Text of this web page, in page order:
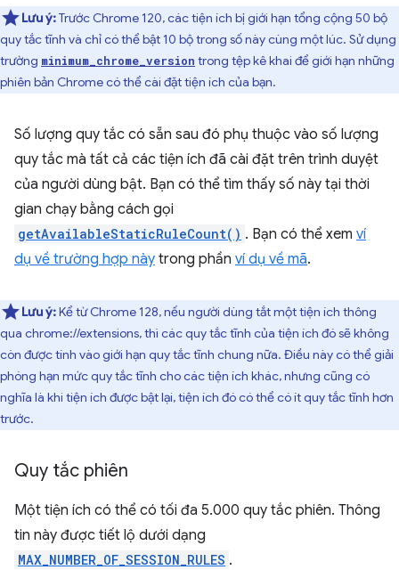
Lưu ý:Trước Chrome 120, các tiện ích bị giới hạn tổng cộng 50 bộ
quy tắc tĩnh và chỉ có thể bật 10 bộ trong số này cùng một lúc. Sử dụng
trường minimum_chrome_version trong tệp kê khai để giới hạn những
phiên bản Chrome có thể cài đặt tiện ích của bạn.
Số lượng quy tắc có sẵn sau đó phụ thuộc vào số lượng
quy tắc mà tất cả các tiện ích đã cài đặt trên trình duyệt
của người dùng bật. Bạn có thể tìm thấy số này tại thời
gian chạy bằng cách gọi
getAvailableStaticRuleCount() . Bạn có thể xem ví
dụ về trường hợp này trong phần ví dụ về mã.
Lưu ý:Kể từ Chrome 128, nếu người dùng tắt một tiện ích thông
qua chrome://extensions, thì các quy tắc tĩnh của tiện ích đó sẽ không
còn được tính vào giới hạn quy tắc tĩnh chung nữa. Điều này có thể giải
phóng hạn mức quy tắc tĩnh cho các tiện ích khác, nhưng cũng có
nghĩa là khi tiện ích được bật lại, tiện ích đó có thể có ít quy tắc tĩnh hơn
trước.
Quy tắc phiên
Một tiện ích có thể có tối đa 5.000 quy tắc phiên. Thông
tin này được tiết lộ dưới dạng
MAX_NUMBER_OF_SESSION_RULES .